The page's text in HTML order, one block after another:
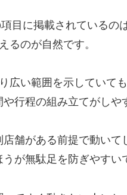
目に掲載されているの
るのが自然です。
広い範囲を示していて
行程の組み立てがしや
舗がある前提で動いて
が無駄足を防ぎやすい